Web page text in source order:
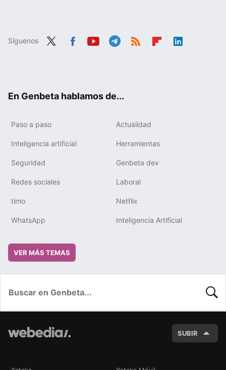
Síguenos
En Genbeta hablamos de...
Paso a paso Actualidad
Inteligencia artificial Herramientas
Seguridad Genbeta dev
Redes sociales Laboral
timo Netflix
WhatsApp Inteligencia Artificial
VER MÁS TEMAS
SUBIR